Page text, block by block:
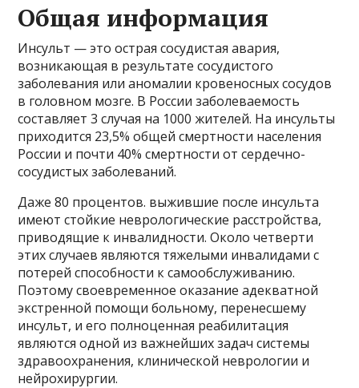
Общая информация
Инсульт — это острая сосудистая авария,
возникающая в результате сосудистого
заболевания или аномалии кровеносных сосудов
в головном мозге. В России заболеваемость
составляет 3 случая на 1000 жителей. На инсульты
приходится 23,5% общей смертности населения
России и почти 40% смертности от сердечно-
сосудистых заболеваний.
Даже 80 процентов. выжившие после инсульта
имеют стойкие неврологические расстройства,
приводящие к инвалидности. Около четверти
этих случаев являются тяжелыми инвалидами с
потерей способности к самообслуживанию.
Поэтому своевременное оказание адекватной
экстренной помощи больному, перенесшему
инсульт, и его полноценная реабилитация
являются одной из важнейших задач системы
здравоохранения, клинической неврологии и
нейрохирургии.